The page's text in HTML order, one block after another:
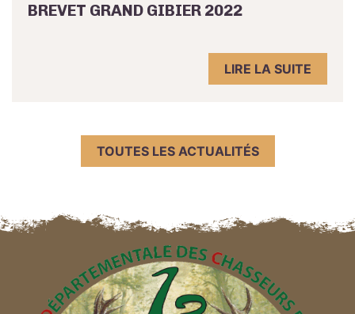
BREVET GRAND GIBIER 2022
LIRE LA SUITE
TOUTES LES ACTUALITÉS